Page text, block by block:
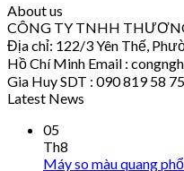
About us
CÔNG TY TNHH
Địa chỉ: 122/3 Yên Thế,
Hồ Chí Minh Email :
Gia Huy SDT : 090 819 58 75
Latest News
05
Th8
Máy so màu quang